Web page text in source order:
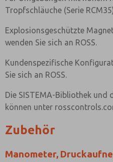
Tropfschläuche (Serie
Explosionsgeschützte
wenden Sie sich an ROSS.
Kundenspezifische
Sie sich an ROSS.
Die SISTEMA-Bibliothek
können unter
Zubehör
Manometer,